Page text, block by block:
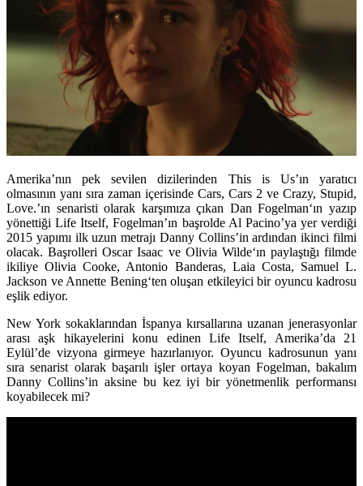
Amerika’nın pek sevilen dizilerinden This is Us’ın yaratıcı
olmasının yanı sıra zaman içerisinde Cars, Cars 2 ve Crazy, Stupid,
Love.’ın senaristi olarak karşımıza çıkan Dan Fogelman‘ın yazıp
yönettiği Life Itself, Fogelman’ın başrolde Al Pacino’ya yer verdiği
2015 yapımı ilk uzun metrajı Danny Collins’in ardından ikinci filmi
olacak. BaşrolleriOscar Isaac ve Olivia Wilde‘ın paylaştığı filmde
ikiliyeOlivia Cooke, Antonio Banderas, Laia Costa, Samuel L.
Jackson veAnnette Bening‘ten oluşan etkileyici bir oyuncu kadrosu
eşlik ediyor.
New York sokaklarından İspanya kırsallarına uzanan jenerasyonlar
arası aşk hikayelerini konu edinen Life Itself, Amerika’da 21
Eylül’de vizyona girmeye hazırlanıyor. Oyuncu kadrosunun yanı
sıra senarist olarak başarılı işler ortaya koyan Fogelman, bakalım
Danny Collins’in aksine bu kez iyi bir yönetmenlik performansı
koyabilecek mi?